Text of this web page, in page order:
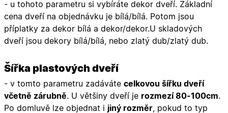
- u tohoto parametru si vybíráte dekor dveří. Základní
cena dveří na objednávku je bílá/bílá. Potom jsou
příplatky za dekor bílá a dekor/dekor.U skladových
dveří jsou dekory bílá/bílá, nebo zlatý dub/zlatý dub.
Šířka plastových dveří
- v tomto parametru zadáváte celkovou šířku dveří
včetně zárubně. U většiny dveří je rozmezí 80-100cm.
Po domluvě lze objednat i jiný rozměr , pokud to typ